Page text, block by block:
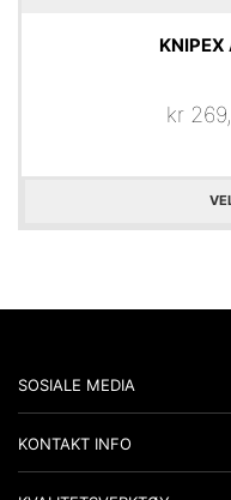
kr
SOSIALE MEDIA
KONTAKT INFO